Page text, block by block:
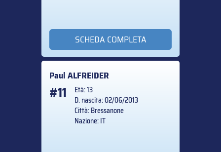
SCHEDA COMPLETA
PaulALFREIDER
#11
Età: 13
D. nascita: 02/06/2013
Città: Bressanone
Nazione: IT